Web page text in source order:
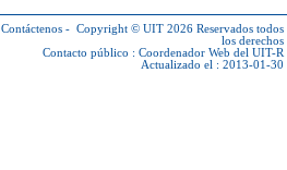
Contáctenos - Copyright © UIT 2026 Reservados todos
los derechos
Contacto público : Coordenador Web del UIT-R
Actualizado el : 2013-01-30